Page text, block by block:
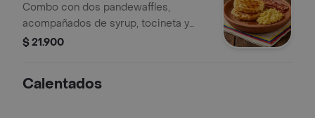
Combo con dos pandewaffles,
acompañados de syrup, tocineta y
huevos revueltos.
$ 21.900
Calentados